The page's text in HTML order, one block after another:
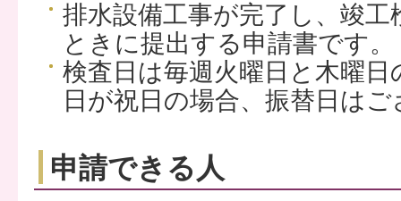
排水設備工事が完了し、竣
ときに提出する申請書です。
検査日は毎週火曜日と木曜
日が祝日の場合、振替日は
申請できる人